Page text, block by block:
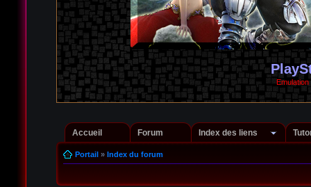
Accueil Forum Index des liens
Portail» Index du forum